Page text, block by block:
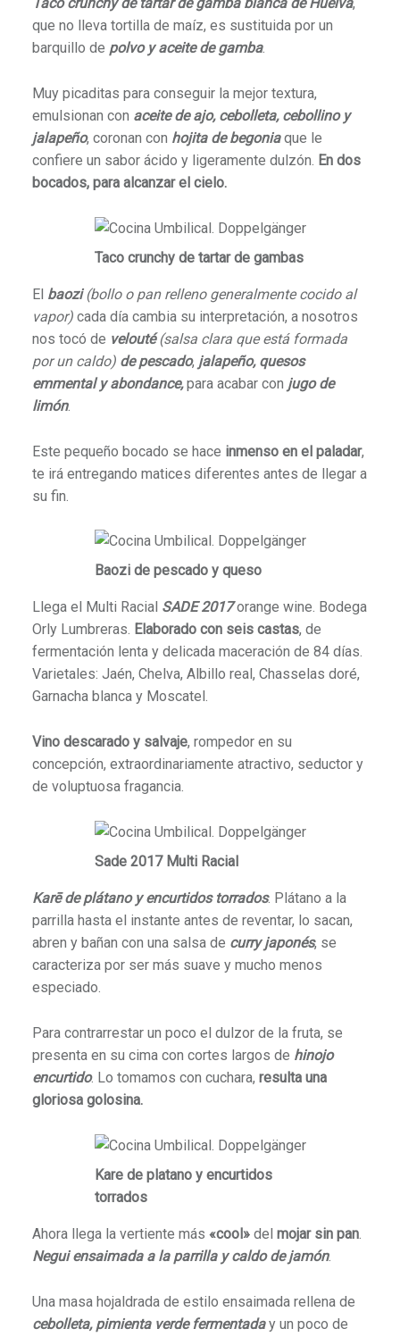
que no lleva tortilla de maíz, es sustituida por un
barquillo de polvo y aceite de gamba.
Muy picaditas para conseguir la mejor textura,
emulsionan con aceite de ajo, cebolleta, cebollino y
jalapeño, coronan con hojita de begoniaque le
confiere un sabor ácido y ligeramente dulzón. En dos
bocados, para alcanzar el cielo.
Taco crunchy de tartar de gambas
El baozi (bollo o pan relleno generalmente cocido al
vapor)cada día cambia su interpretación, a nosotros
nos tocó de velouté(salsa clara que está formada
por un caldo) de pescado, jalapeño, quesos
emmental y abondance,para acabar con jugo de
limón.
Este pequeño bocado se hace inmenso en el paladar,
te irá entregando matices diferentes antes de llegar a
su fin.
Baozi de pescado y queso
Llega el Multi Racial SADE 2017orange wine. Bodega
Orly Lumbreras. Elaborado con seis castas, de
fermentación lenta y delicada maceración de 84 días.
Varietales: Jaén, Chelva, Albillo real, Chasselas doré,
Garnacha blanca y Moscatel.
Vino descarado y salvaje, rompedor en su
concepción, extraordinariamente atractivo, seductor y
de voluptuosa fragancia.
Sade 2017 Multi Racial
Karē de plátano y encurtidos torrados. Plátano a la
parrilla hasta el instante antes de reventar, lo sacan,
abren y bañan con una salsa de curry japonés, se
caracteriza por ser más suave y mucho menos
especiado.
Para contrarrestar un poco el dulzor de la fruta, se
presenta en su cima con cortes largos de hinojo
encurtido. Lo tomamos con cuchara, resulta una
gloriosa golosina.
Kare de platano y encurtidos
torrados
Ahora llega la vertiente más «cool»del mojar sin pan.
Negui ensaimada a la parrilla y caldo de jamón.
Una masa hojaldrada de estilo ensaimada rellena de
cebolleta, pimienta verde fermentaday un poco de